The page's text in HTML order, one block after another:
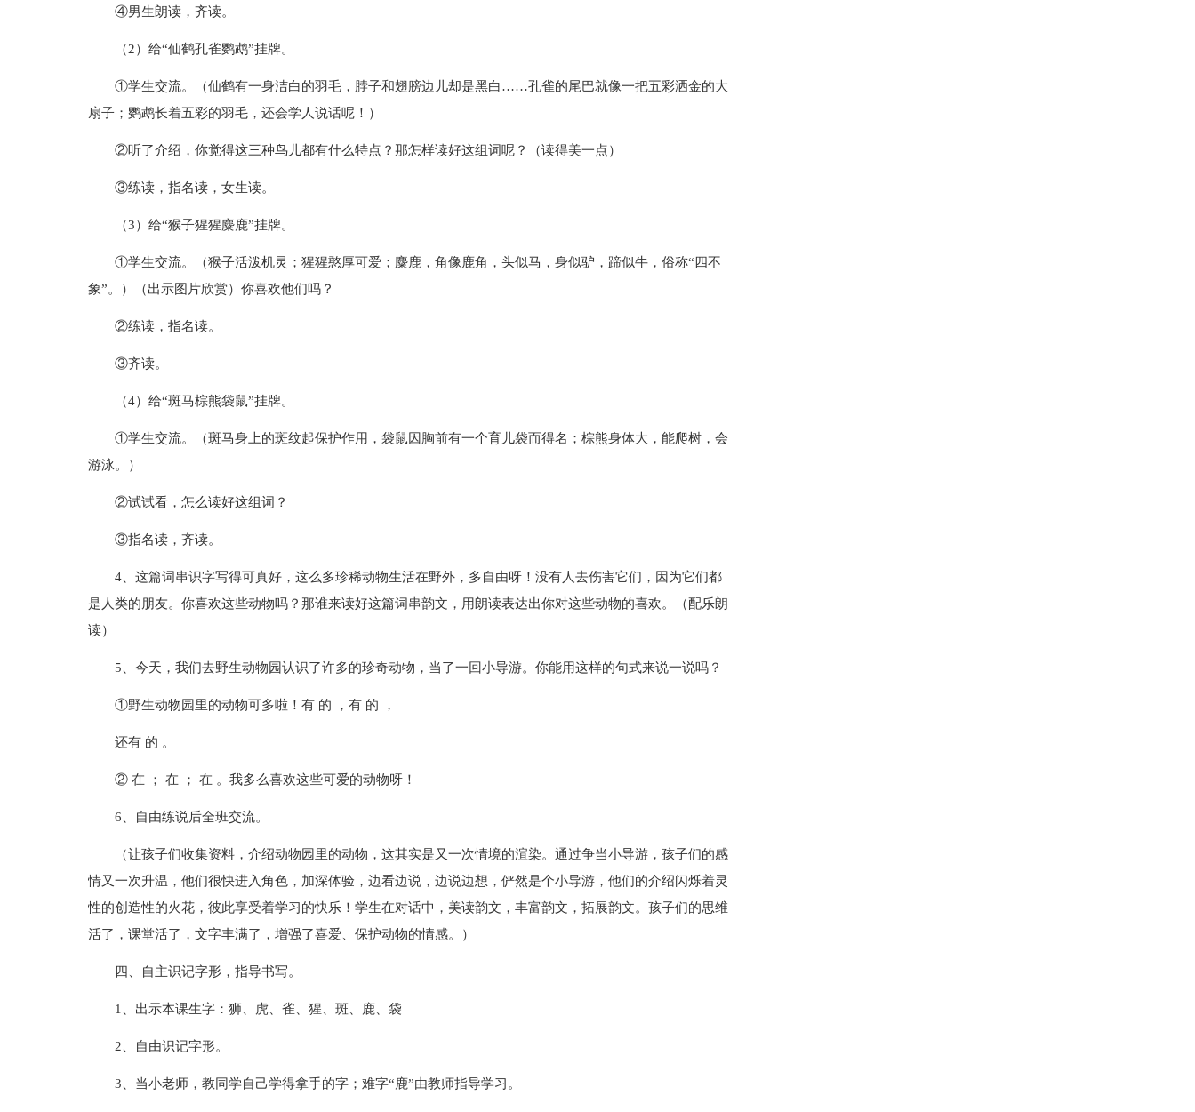
④男生朗读，齐读。
（2）给“仙鹤孔雀鹦鹉”挂牌。
①学生交流。（仙鹤有一身洁白的羽毛，脖子和翅膀边儿却是黑白……孔雀的尾巴就像一把五彩洒金的大
扇子；鹦鹉长着五彩的羽毛，还会学人说话呢！）
②听了介绍，你觉得这三种鸟儿都有什么特点？那怎样读好这组词呢？（读得美一点）
③练读，指名读，女生读。
（3）给“猴子猩猩麋鹿”挂牌。
①学生交流。（猴子活泼机灵；猩猩憨厚可爱；麋鹿，角像鹿角，头似马，身似驴，蹄似牛，俗称“四不
象”。）（出示图片欣赏）你喜欢他们吗？
②练读，指名读。
③齐读。
（4）给“斑马棕熊袋鼠”挂牌。
①学生交流。（斑马身上的斑纹起保护作用，袋鼠因胸前有一个育儿袋而得名；棕熊身体大，能爬树，会
游泳。）
②试试看，怎么读好这组词？
③指名读，齐读。
4、这篇词串识字写得可真好，这么多珍稀动物生活在野外，多自由呀！没有人去伤害它们，因为它们都
是人类的朋友。你喜欢这些动物吗？那谁来读好这篇词串韵文，用朗读表达出你对这些动物的喜欢。（配乐朗
读）
5、今天，我们去野生动物园认识了许多的珍奇动物，当了一回小导游。你能用这样的句式来说一说吗？
①野生动物园里的动物可多啦！有 的 ，有 的 ，
还有 的 。
② 在 ； 在 ； 在 。我多么喜欢这些可爱的动物呀！
6、自由练说后全班交流。
（让孩子们收集资料，介绍动物园里的动物，这其实是又一次情境的渲染。通过争当小导游，孩子们的感
情又一次升温，他们很快进入角色，加深体验，边看边说，边说边想，俨然是个小导游，他们的介绍闪烁着灵
性的创造性的火花，彼此享受着学习的快乐！学生在对话中，美读韵文，丰富韵文，拓展韵文。孩子们的思维
活了，课堂活了，文字丰满了，增强了喜爱、保护动物的情感。）
四、自主识记字形，指导书写。
1、出示本课生字：狮、虎、雀、猩、斑、鹿、袋
2、自由识记字形。
3、当小老师，教同学自己学得拿手的字；难字“鹿”由教师指导学习。